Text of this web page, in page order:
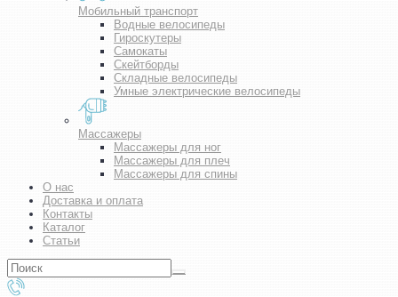
Мобильный транспорт
Водные велосипеды
Гироскутеры
Самокаты
Скейтборды
Складные велосипеды
Умные электрические велосипеды
Массажеры
Массажеры для ног
Массажеры для плеч
Массажеры для спины
О нас
Доставка и оплата
Контакты
Каталог
Статьи